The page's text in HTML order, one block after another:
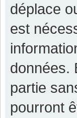
déplace
est
données.
partie
pourront